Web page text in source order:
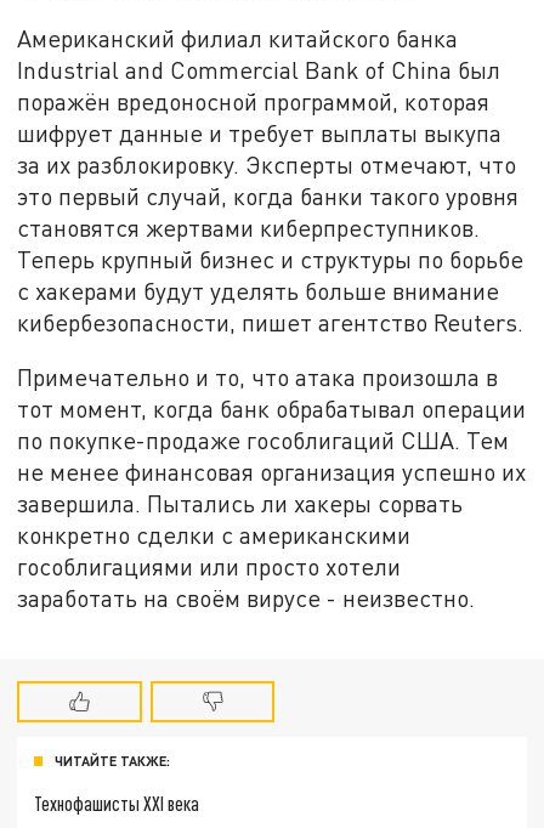
Американский филиал китайского банка
Industrial and Commercial Bank of China был
поражён вредоносной программой, которая
шифрует данные и требует выплаты выкупа
за их разблокировку. Эксперты отмечают, что
это первый случай, когда банки такого уровня
становятся жертвами киберпреступников.
Теперь крупный бизнес и структуры по борьбе
с хакерами будут уделять больше внимание
кибербезопасности, пишет агентство Reuters.
Примечательно и то, что атака произошла в
тот момент, когда банк обрабатывал операции
по покупке-продаже гособлигаций США. Тем
не менее финансовая организация успешно их
завершила. Пытались ли хакеры сорвать
конкретно сделки с американскими
гособлигациями или просто хотели
заработать на своём вирусе - неизвестно.
ЧИТАЙТЕ ТАКЖЕ:
Технофашисты XXI века